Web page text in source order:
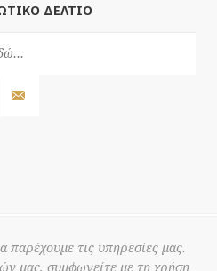
ΔΕΛΤΊΟ
παρέχουμε τις υπηρεσίες μας.
μας, συμφωνείτε με τη χρήση